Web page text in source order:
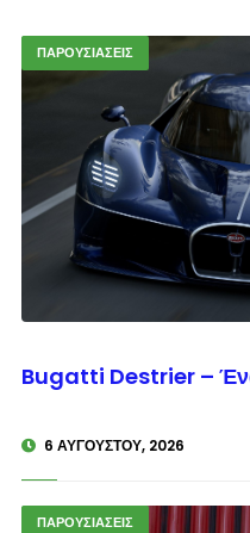
ΠΑΡΟΥΣΙΑΣΕΙΣ
Bugatti Destrier – Ένα
6 ΑΥΓΟΎΣΤΟΥ, 2026
ΠΑΡΟΥΣΙΑΣΕΙΣ